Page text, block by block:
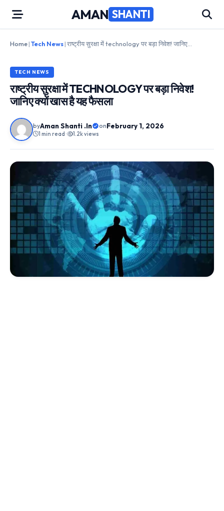
content
AMAN SHANTI
Home|Tech News|
TECH NEWS
राष्ट्रीय सुरक्षा में TECHNOLOGY पर बड़ा निवेश!
जानिए क्यों खास है यह फैसला
byAman Shanti .In onFebruary 1, 2026
1 min read • 1.2k views